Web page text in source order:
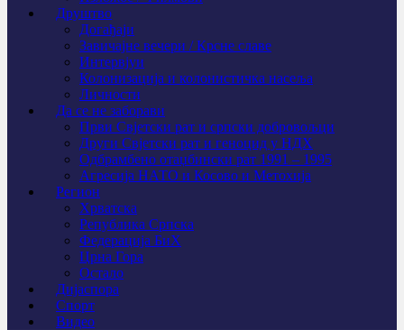
Друштво
Догађаји
Завичајне вечери / Крсне славе
Интервјуи
Колонизација и колонистичка насеља
Личности
Да се не заборави
Први Свјeтски рат и српски добровољци
Други Свјетски рат и геноцид у НДХ
Одбрамбено отаџбински рат 1991 – 1995
Агресија НАТО и Косово и Метохија
Регион
Хрватска
Република Српска
Федерација БиХ
Црна Гора
Остало
Дијаспора
Спорт
Видео